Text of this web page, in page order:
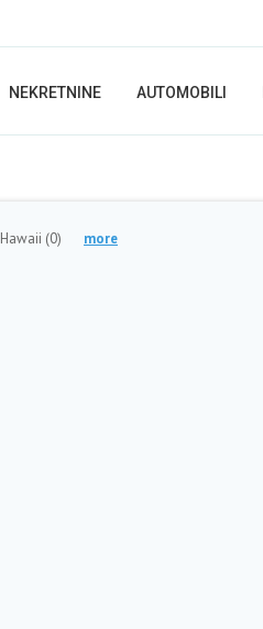
NEKRETNINE AUTOMOBILI
Hawaii (0) more